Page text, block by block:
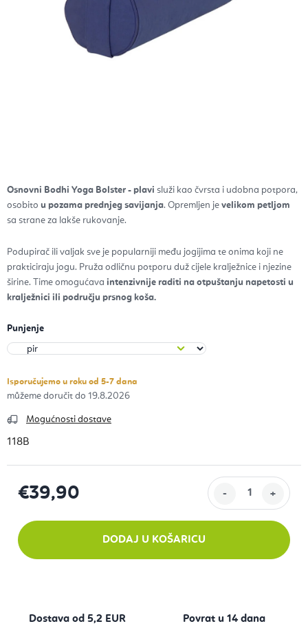
Osnovni Bodhi Yoga Bolster - plavi služi kao čvrsta i udobna potpora,
osobito u pozama prednjeg savijanja. Opremljen je velikom petljom
sa strane za lakše rukovanje.
Podupirač ili valjak sve je popularniji među jogijima te onima koji ne
prakticiraju jogu. Pruža odličnu potporu duž cijele kralježnice i njezine
širine. Time omogućava intenzivnije raditi na otpuštanju napetosti u
kralježnici ili području prsnog koša.
Punjenje
Isporučujemo u roku od 5-7 dana
19.8.2026
Mogućnosti dostave
118B
€39,90
DODAJ U KOŠARICU
Dostava od 5,2 EUR Povrat u 14 dana